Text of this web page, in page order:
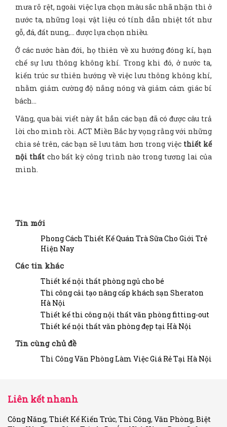
mưa rõ rệt, ngoài việc lựa chọn màu sắc nhã nhặn thì ở
nước ta, những loại vật liệu có tính dẫn nhiệt tốt như
gỗ, đá, đất nung,… được lựa chọn nhiều.
Ở các nước hàn đới, họ thiên về xu hướng đóng kí, hạn
chế sự lưu thông không khí. Trong khi đó, ở nước ta,
kiến trúc sư thiên hướng về việc lưu thông không khí,
nhằm giảm cường độ nắng nóng và giảm cảm giác bí
bách…
Vâng, qua bài viết này ắt hẳn các bạn đã có được câu trả
lời cho mình rồi. ACT Miền Bắc hy vọng rằng với những
chia sẻ trên, các bạn sẽ lưu tâm hơn trong việc thiết kế
nội thất cho bất kỳ công trình nào trong tương lai của
mình.
Tin mới
Phong Cách Thiết Kế Quán Trà Sữa Cho Giới Trẻ
Hiện Nay
Các tin khác
Thiết kế nội thất phòng ngủ cho bé
Thi công cải tạo nâng cấp khách sạn Sheraton
Hà Nội
Thiết kế thi công nội thất văn phòng fitting-out
Thiết kế nội thất văn phòng đẹp tại Hà Nội
Tin cùng chủ đề
Thi Công Văn Phòng Làm Việc Giá Rẻ Tại Hà Nội
Liên kết nhanh
Công Năng, Thiết Kế Kiến Trúc, Thi Công, Văn Phòng, Biệt